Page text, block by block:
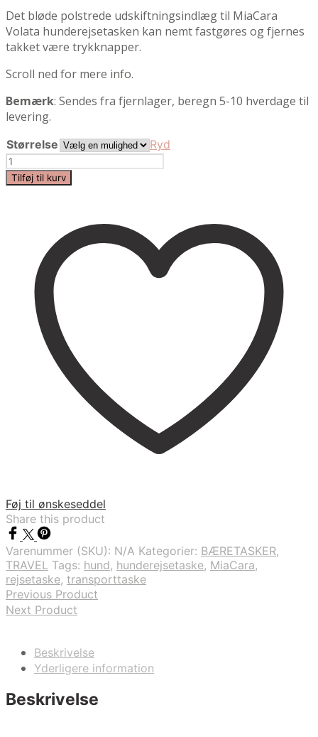
319,00 kr.
through
389,00 kr.
Det bløde polstrede udskiftningsindlæg til MiaCara
Volata hunderejsetasken kan nemt fastgøres og fjernes
takket være trykknapper.
Scroll ned for mere info.
Bemærk: Sendes fra fjernlager, beregn 5-10 hverdage til
levering.
Størrelse
Ryd
Volata
|
Erstatningsindlæg
Tilføj til kurv
Føj til ønskeseddel
Share this product
Varenummer (SKU): N/A Kategorier: BÆRETASKER,
TRAVEL Tags: hund, hunderejsetaske, MiaCara,
rejsetaske, transporttaske
Previous Product
Next Product
Beskrivelse
Yderligere information
Beskrivelse